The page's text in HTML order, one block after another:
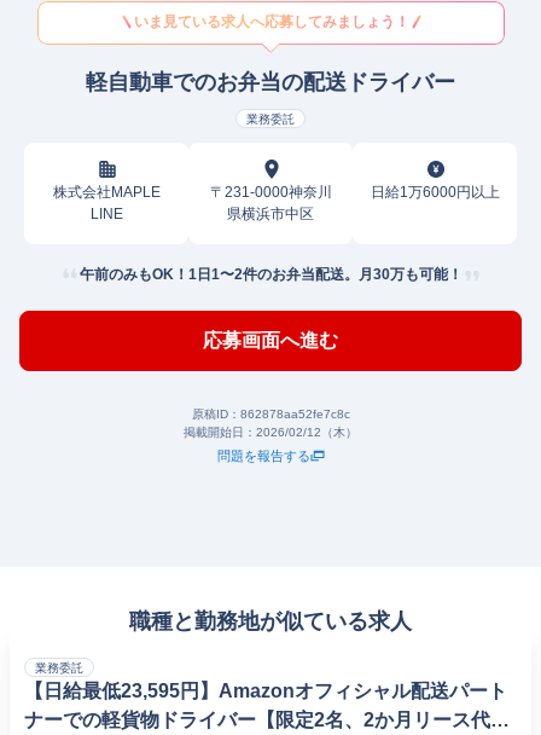
いま見ている求人へ応募してみましょう！
軽自動車でのお弁当の配送ドライバー
業務委託
株式会社MAPLE
LINE
〒231-0000神奈川
県横浜市中区
日給1万6000円以上
午前のみもOK！1日1〜2件のお弁当配送。月30万も可能！
応募画面へ進む
原稿ID： 862878aa52fe7c8c
掲載開始日： 2026/02/12（木）
問題を報告する
職種と勤務地が似ている求人
業務委託
【日給最低23,595円】Amazonオフィシャル配送パート
ナーでの軽貨物ドライバー【限定2名、2か月リース代無